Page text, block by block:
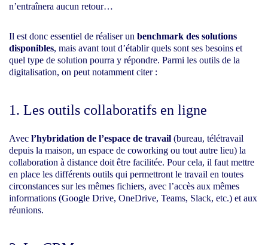
n’entraînera aucun retour…
Il est donc essentiel de réaliser un benchmark des solutions
disponibles, mais avant tout d’établir quels sont ses besoins et
quel type de solution pourra y répondre. Parmi les outils de la
digitalisation, on peut notamment citer :
1. Les outils collaboratifs en ligne
Avec l’hybridation de l’espace de travail (bureau, télétravail
depuis la maison, un espace de coworking ou tout autre lieu) la
collaboration à distance doit être facilitée. Pour cela, il faut mettre
en place les différents outils qui permettront le travail en toutes
circonstances sur les mêmes fichiers, avec l’accès aux mêmes
informations (Google Drive, OneDrive, Teams, Slack, etc.) et aux
réunions.